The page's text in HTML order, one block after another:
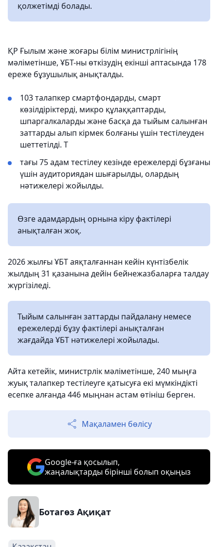
қолжетімді болады.
ҚР Ғылым және жоғары білім министрлігінің
мәліметінше, ҰБТ-ны өткізудің екінші аптасында 178
ереже бұзушылық анықталды.
103 талапкер смартфондарды, смарт
көзілдіріктерді, микро құлаққаптарды,
шпаргалкаларды және басқа да тыйым салынған
заттарды алып кірмек болғаны үшін тестілеуден
шеттетілді. Т
тағы 75 адам тестілеу кезінде ережелерді бұзғаны
үшін аудиториядан шығарылды, олардың
нәтижелері жойылды.
Өзге адамдардың орнына кіру фактілері
анықталған жоқ.
2026 жылғы ҰБТ аяқталғаннан кейін күнтізбелік
жылдың 31 қазанына дейін бейнежазбаларға талдау
жүргізіледі.
Тыйым салынған заттарды пайдалану немесе
ережелерді бұзу фактілері анықталған
жағдайда ҰБТ нәтижелері жойылады.
Айта кетейік, министрлік мәліметінше, 240 мыңға
жуық талапкер тестілеуге қатысуға екі мүмкіндікті
есепке алғанда 446 мыңнан астам өтініш берген.
Мақаламен бөлісу
Google-ға қосылып,
жаңалықтарды бірінші болып оқыңыз
Ботагөз Ақиқат